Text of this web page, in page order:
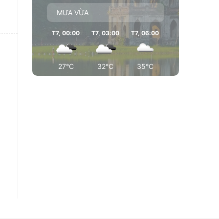
MƯA VỪA
T7, 00:00
27°C
T7, 03:00
32°C
T7, 06:00
35°C